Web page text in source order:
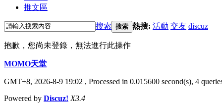
推文區
搜索 搜索 熱搜: 活動 交友 discuz
抱歉，您尚未登錄，無法進行此操作
MOMO天堂
GMT+8, 2026-8-9 19:02 , Processed in 0.015600 second(s), 4
Powered by Discuz! X3.4